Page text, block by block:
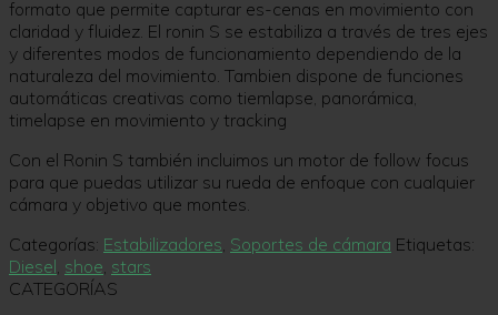
formato que permite capturar es-cenas en movimiento con
claridad y fluidez. El ronin S se estabiliza a través de tres ejes
y diferentes modos de funcionamiento dependiendo de la
naturaleza del movimiento. Tambien dispone de funciones
automáticas creativas como tiemlapse, panorámica,
timelapse en movimiento y tracking
Con el Ronin S también incluimos un motor de follow focus
para que puedas utilizar su rueda de enfoque con cualquier
cámara y objetivo que montes.
Categorías: Estabilizadores Soportes de cámara Etiquetas:
Diesel shoe stars
CATEGORÍAS